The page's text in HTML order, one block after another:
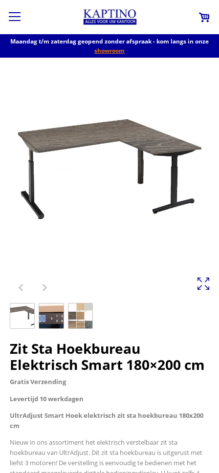
Maandag t/m zaterdag geopend zonder afspraak - kom langs in onze
showroom
Zit Sta Hoekbureau
Elektrisch Smart 180×200 cm
Gratis Verzending
Levertijd 10 werkdagen
UltrAdjust Smart Hoek elektrisch zit sta hoekbureau 180x200
cm
Nieuw in ons assortiment het elektrisch verstelbaar zit sta
hoekbureau van UltrAdjust. Dit zit sta hoekbureau is uitgerust met
liefst 3 motoren! De verstelling is eenvoudig te bedienen met het